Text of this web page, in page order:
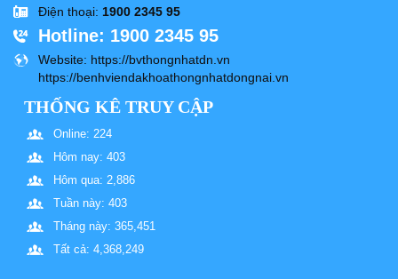
Điện thoại: 1900 2345 95
Hotline: 1900 2345 95
Website: https://bvthongnhatdn.vn
https://benhviendakhoathongnhatdongnai.vn
THỐNG KÊ TRUY CẬP
Online: 224
Hôm nay: 403
Hôm qua: 2,886
Tuần này: 403
Tháng này: 365,451
Tất cả: 4,368,249